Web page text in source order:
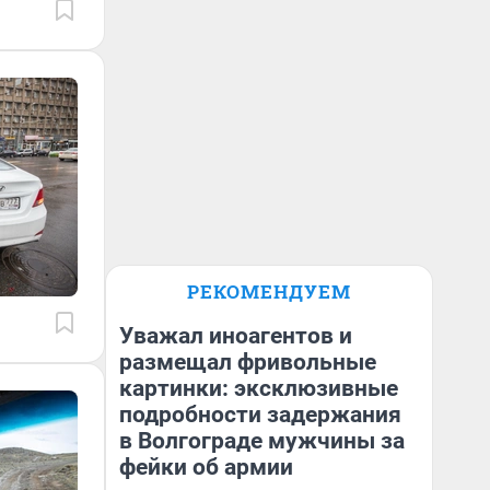
РЕКОМЕНДУЕМ
Уважал иноагентов и
размещал фривольные
картинки: эксклюзивные
подробности задержания
в Волгограде мужчины за
фейки об армии